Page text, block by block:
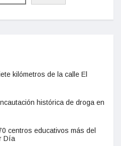
kilómetros de la calle El
histórica de droga en
centros educativos más del
Día